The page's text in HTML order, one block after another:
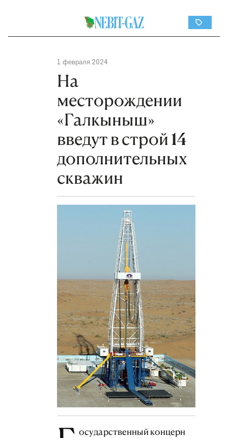
1 февраля 2024
На
месторождении
«Галкыныш»
введут в строй 14
дополнительных
скважин
осударственный концерн